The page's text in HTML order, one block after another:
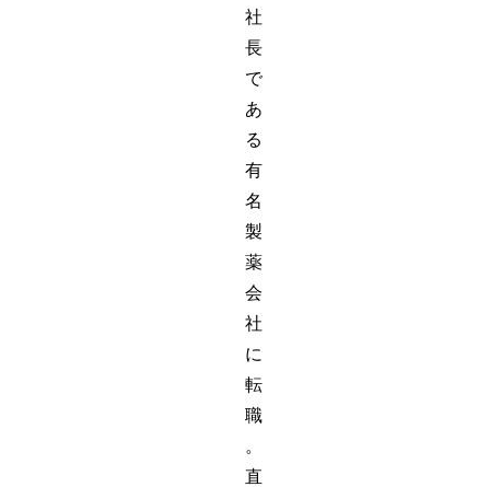
社
長
で
あ
る
有
名
製
薬
会
社
に
転
職
。
直